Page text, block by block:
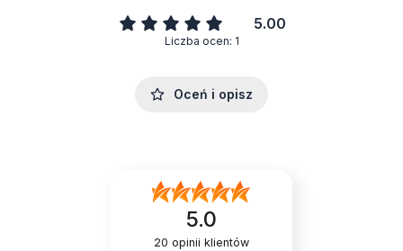
5.00
Liczba ocen: 1
Oceń i opisz
5.0
20 opinii klientów